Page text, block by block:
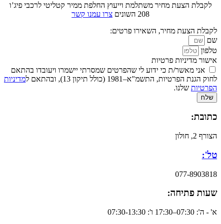
לקבלת הצעת מחיר משתלמת וייעוץ החלפת ממיר קטליטי לרכבי פיג’ו
208 השונים
צרו עמנו קשר
לקבלת הצעת מחיר, השאירו פרטים:
שם
טלפון
אישור מדיניות פרטיות
אני מאשר/ת כי ידוע לי שהפרטים שמסרתי יישמרו ויעובדו בהתאם
לחוק הגנת הפרטיות, התשמ"א–1981 (כולל תיקון 13), ובהתאם ל
מדיניות
הפרטיות שלנו.
שלח
כתובת:
הצורף 2, חולון
טל':
077-8903818
שעות פתיחה:
א' - ה': 07:30–17:30 ו': 07:30-13:30